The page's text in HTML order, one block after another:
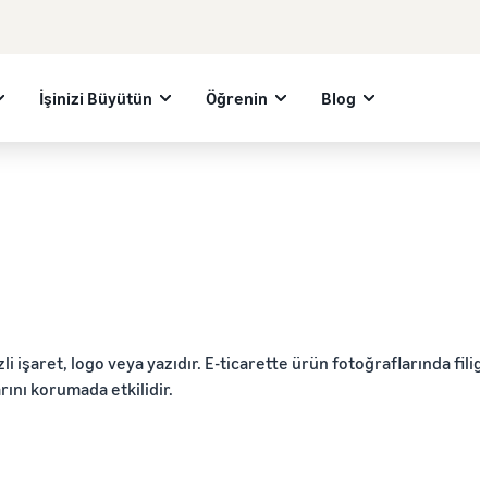
İşinizi Büyütün Öğrenin Blog
logo veya yazıdır. E-ticarette ürün fotoğraflarında
korumada etkilidir.